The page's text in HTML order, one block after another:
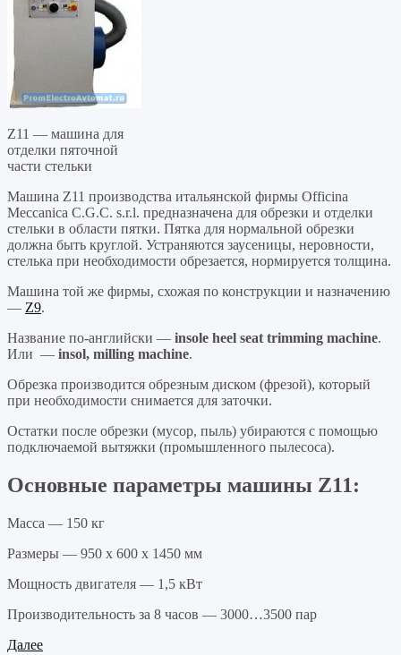
Z11 — машина для
отделки пяточной
части стельки
Машина Z11 производства итальянской фирмы Officina
Meccanica C.G.C. s.r.l. предназначена для обрезки и отделки
стельки в области пятки. Пятка для нормальной обрезки
должна быть круглой. Устраняются заусеницы, неровности,
стелька при необходимости обрезается, нормируется толщина.
Машина той же фирмы, схожая по конструкции и назначению
— Z9.
Название по-английски — insole heel seat trimming machine.
Или — insol, milling machine.
Обрезка производится обрезным диском (фрезой), который
при необходимости снимается для заточки.
Остатки после обрезки (мусор, пыль) убираются с помощью
подключаемой вытяжки (промышленного пылесоса).
Основные параметры машины Z11:
Масса — 150 кг
Размеры — 950 х 600 х 1450 мм
Мощность двигателя — 1,5 кВт
Производительность за 8 часов — 3000…3500 пар
Далее